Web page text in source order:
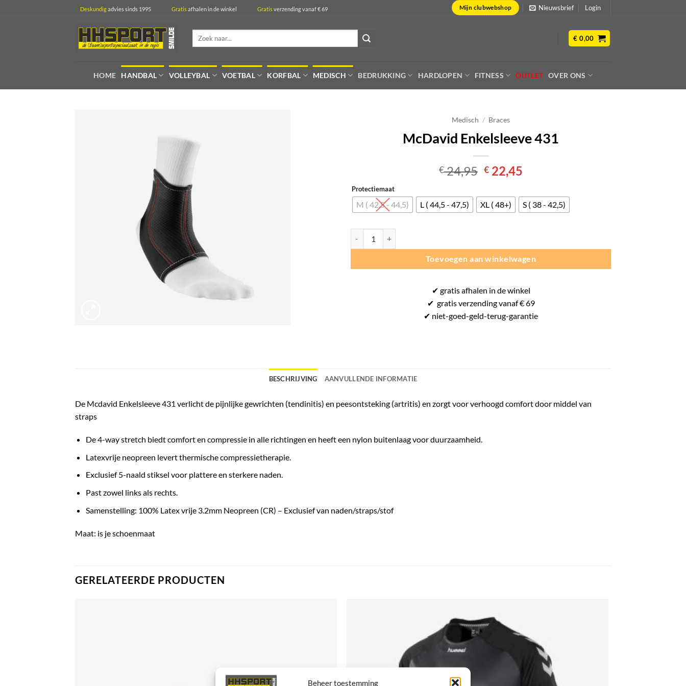
Beheer toestemming
Deskundig advies sinds 1995 Gratis afhalen in de winkel Gratis verzending vanaf € 69 Mijn clubwebshop Nieuwsbrief Login
Zoeken
€ 0,00
HOME HANDBAL VOLLEYBAL VOETBAL KORFBAL MEDISCH BEDRUKKING HARDLOPEN FITNESS OUTLET OVER ONS
Medisch / Braces
McDavid Enkelsleeve 431
€24,95 Oorspronkelijke
prijs
was:
€ 24,95.
€ 22,45
is:
€ 22,45.
Protectiemaat
M ( 42,5 - 44,5) L ( 44,5 - 47,5) XL ( 48+) S ( 38 - 42,5)
Toevoegen aan winkelwagen
✔ gratisafhalen in de winkel
✔ gratisverzending vanaf € 69
✔ niet-goed-geld-terug-garantie
BESCHRIJVING AANVULLENDE INFORMATIE
De Mcdavid Enkelsleeve 431 verlicht de pijnlijke gewrichten (tendinitis) en peesontsteking (artritis) en zorgt voor verhoogd comfort door middel van
straps
De 4-way stretch biedt comfort en compressie in alle richtingen en heeft een nylon buitenlaag voor duurzaamheid.
Latexvrije neopreen levert thermische compressietherapie.
Exclusief 5-naald stiksel voor plattere en sterkere naden.
Past zowel links als rechts.
Samenstelling: 100% Latex vrije 3.2mm Neopreen (CR) – Exclusief van naden/straps/stof
Maat: is je schoenmaat
GERELATEERDE PRODUCTEN